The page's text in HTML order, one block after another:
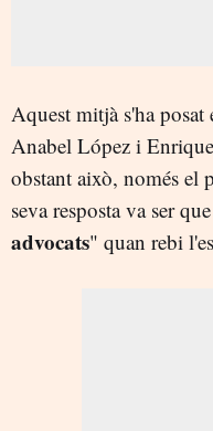
Aquest mitjà s'ha posat
Anabel López i
obstant això, només el
seva resposta va ser
advocats" quan rebi